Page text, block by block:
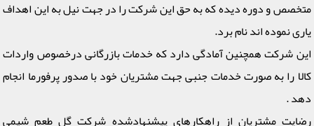
متخصص و دوره دیده که به حق این شرکت را در جهت نیل به این اهداف
یاری نموده اند نام برد.
این شرکت همچنین آمادگی دارد که خدمات بازرگانی درخصوص واردات
کالا را به صورت خدمات جنبی جهت مشتریان خود با صدور پرفورما انجام
دهد .
رضایت مشتریان از راهکارهای پیشنهادشده شرکت گل طعم شیمی